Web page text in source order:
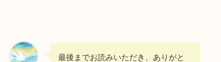
最後までお読みいただき、ありがと